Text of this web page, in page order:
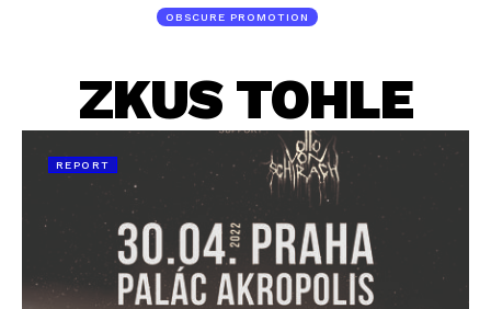
OBSCURE PROMOTION
ZKUS TOHLE
REPORT